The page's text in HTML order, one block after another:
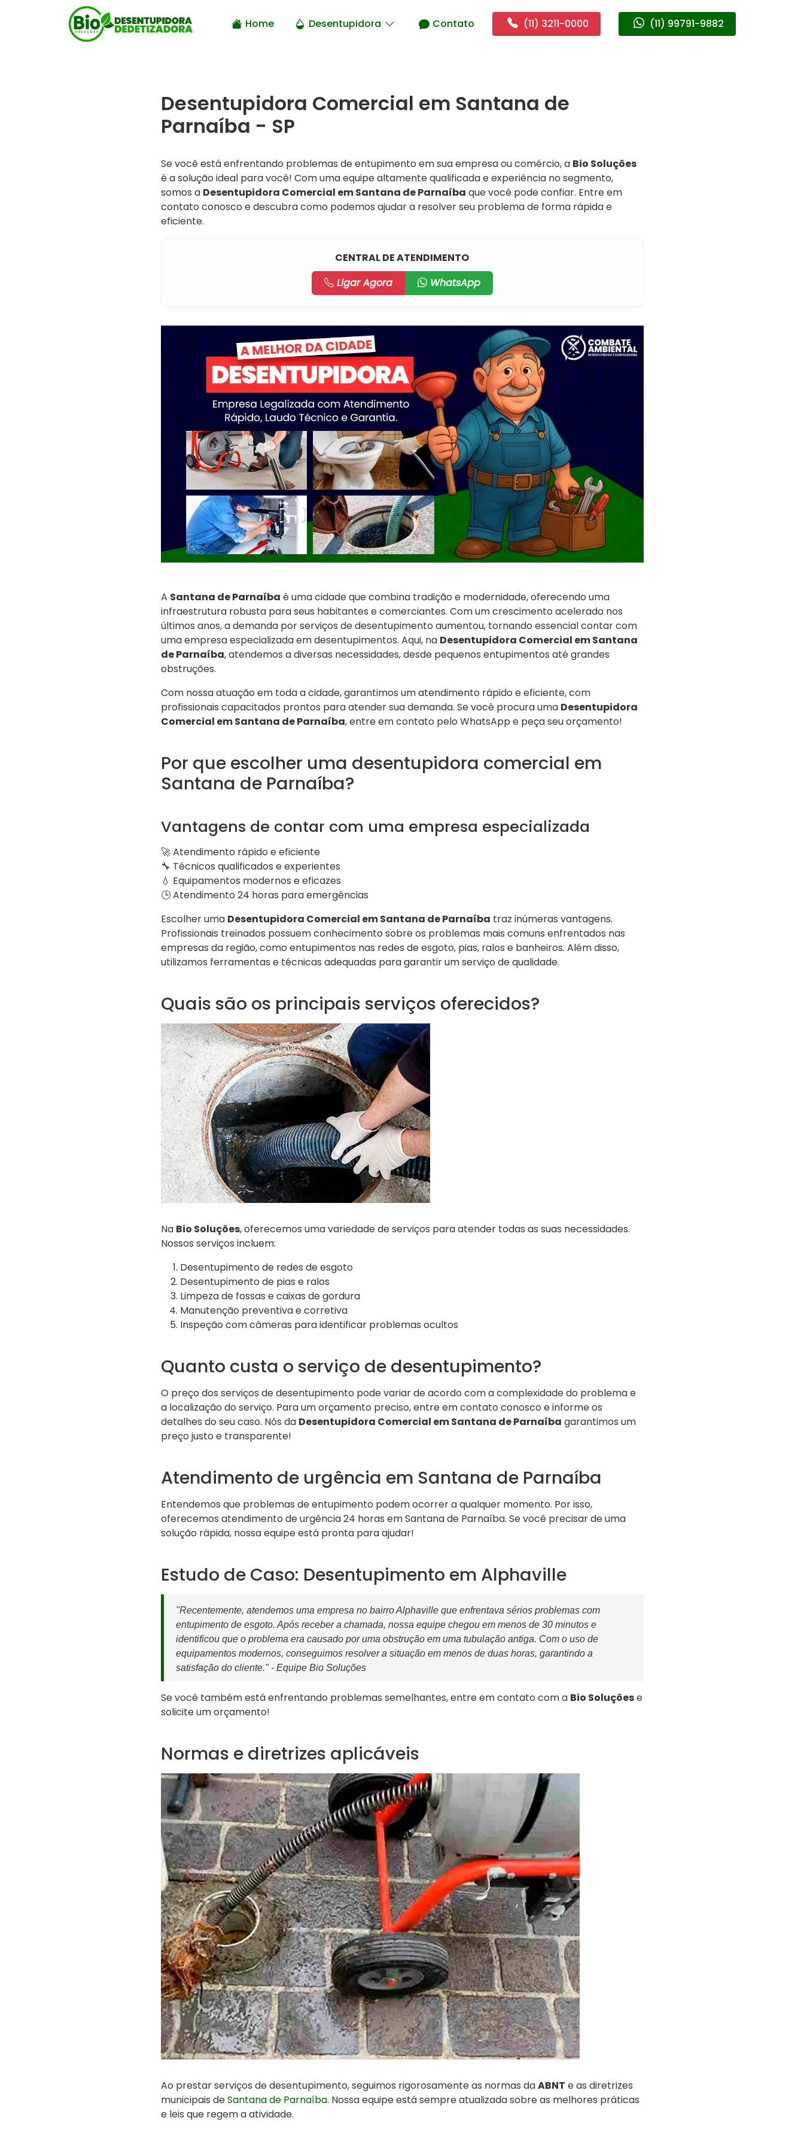
Home Desentupidora Contato (11) 3211-0000 (11) 99791-9882
Desentupidora Comercial em Santana de
Parnaíba - SP
Se você está enfrentando problemas de entupimento em sua empresa ou comércio, a Bio Soluções
é a solução ideal para você! Com uma equipe altamente qualificada e experiência no segmento,
somos a Desentupidora Comercial em Santana de Parnaíba que você pode confiar. Entre em
contato conosco e descubra como podemos ajudar a resolver seu problema de forma rápida e
eficiente.
CENTRAL DE ATENDIMENTO
Ligar Agora
WhatsApp
A Santana de Parnaíba é uma cidade que combina tradição e modernidade, oferecendo uma
infraestrutura robusta para seus habitantes e comerciantes. Com um crescimento acelerado nos
últimos anos, a demanda por serviços de desentupimento aumentou, tornando essencial contar com
uma empresa especializada em desentupimentos. Aqui, na Desentupidora Comercial em Santana
de Parnaíba, atendemos a diversas necessidades, desde pequenos entupimentos até grandes
obstruções.
Com nossa atuação em toda a cidade, garantimos um atendimento rápido e eficiente, com
profissionais capacitados prontos para atender sua demanda. Se você procura uma Desentupidora
Comercial em Santana de Parnaíba, entre em contato pelo WhatsApp e peça seu orçamento!
Por que escolher uma desentupidora comercial em
Santana de Parnaíba?
Vantagens de contar com uma empresa especializada
🚀 Atendimento rápido e eficiente
🔧 Técnicos qualificados e experientes
💧 Equipamentos modernos e eficazes
🕒 Atendimento 24 horas para emergências
Escolher uma Desentupidora Comercial em Santana de Parnaíba traz inúmeras vantagens.
Profissionais treinados possuem conhecimento sobre os problemas mais comuns enfrentados nas
empresas da região, como entupimentos nas redes de esgoto, pias, ralos e banheiros. Além disso,
utilizamos ferramentas e técnicas adequadas para garantir um serviço de qualidade.
Quais são os principais serviços oferecidos?
Na Bio Soluções, oferecemos uma variedade de serviços para atender todas as suas necessidades.
Nossos serviços incluem:
Desentupimento de redes de esgoto
Desentupimento de pias e ralos
Limpeza de fossas e caixas de gordura
Manutenção preventiva e corretiva
Inspeção com câmeras para identificar problemas ocultos
Quanto custa o serviço de desentupimento?
O preço dos serviços de desentupimento pode variar de acordo com a complexidade do problema e
a localização do serviço. Para um orçamento preciso, entre em contato conosco e informe os
detalhes do seu caso. Nós da Desentupidora Comercial em Santana de Parnaíba garantimos um
preço justo e transparente!
Atendimento de urgência em Santana de Parnaíba
Entendemos que problemas de entupimento podem ocorrer a qualquer momento. Por isso,
oferecemos atendimento de urgência 24 horas em Santana de Parnaíba. Se você precisar de uma
solução rápida, nossa equipe está pronta para ajudar!
Estudo de Caso: Desentupimento em Alphaville
"Recentemente, atendemos uma empresa no bairro Alphaville que enfrentava sérios problemas com
entupimento de esgoto. Após receber a chamada, nossa equipe chegou em menos de 30 minutos e
identificou que o problema era causado por uma obstrução em uma tubulação antiga. Com o uso de
equipamentos modernos, conseguimos resolver a situação em menos de duas horas, garantindo a
satisfação do cliente." - Equipe Bio Soluções
Se você também está enfrentando problemas semelhantes, entre em contato com a Bio Soluçõese
solicite um orçamento!
Normas e diretrizes aplicáveis
Ao prestar serviços de desentupimento, seguimos rigorosamente as normas daABNT e as diretrizes
municipais deSantana de Parnaíba. Nossa equipe está sempre atualizada sobre as melhores práticas
e leis que regem a atividade.